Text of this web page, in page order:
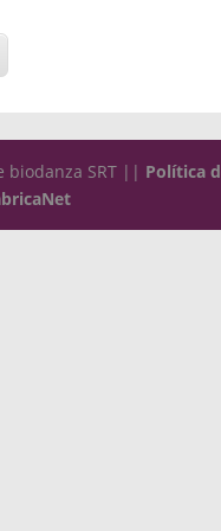
biodanza SRT || Política